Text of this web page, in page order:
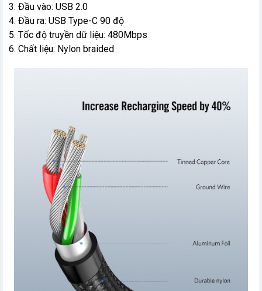
3. Đầu vào: USB 2.0
4. Đầu ra: USB Type-C 90 độ
5. Tốc độ truyền dữ liệu: 480Mbps
6. Chất liệu: Nylon braided